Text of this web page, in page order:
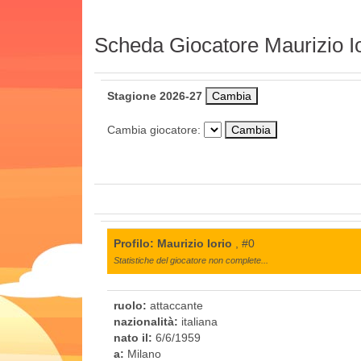
Scheda Giocatore Maurizio
Stagione 2026-27
Cambia giocatore:
Profilo: Maurizio Iorio , #0
Statistiche del giocatore non complete...
ruolo: attaccante
nazionalità: italiana
nato il: 6/6/1959
a: Milano